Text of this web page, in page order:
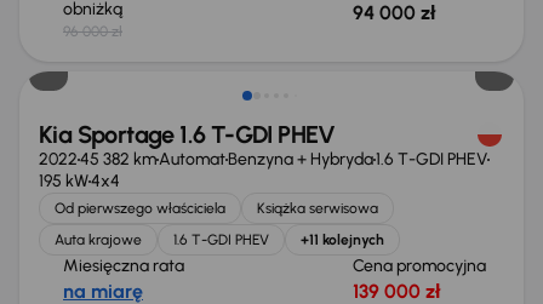
obniżką
96 000 zł
94 000 zł
Taniej o 4 000 zł
Kia Sportage 1.6 T-GDI PHEV
202245 382 kmAutomatBenzyna + Hybryda1.6 T-GDI PHEV
195 kW4x4
Od pierwszego właściciela
Książka serwisowa
Auta krajowe
1.6 T-GDI PHEV +11 kolejnych
Miesięczna rata
na miarę
Cena promocyjna
139 000 zł